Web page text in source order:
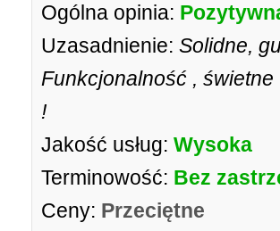
Ogólna opinia:
Uzasadnienie: Solidne,
Funkcjonalność ,
!
Jakość usług: Wysoka
Terminowość: Bez
Ceny: Przeciętne